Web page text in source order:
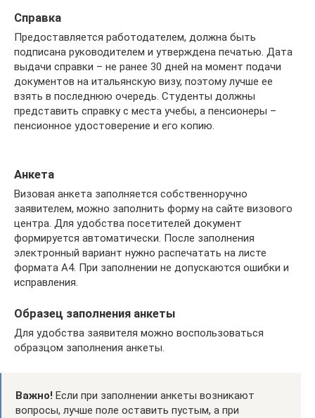
Справка
Предоставляется работодателем, должна быть
подписана руководителем и утверждена печатью. Дата
выдачи справки – не ранее 30 дней на момент подачи
документов на итальянскую визу, поэтому лучше ее
взять в последнюю очередь. Студенты должны
представить справку с места учебы, а пенсионеры –
пенсионное удостоверение и его копию.
Анкета
Визовая анкета заполняется собственноручно
заявителем, можно заполнить форму на сайте визового
центра. Для удобства посетителей документ
формируется автоматически. После заполнения
электронный вариант нужно распечатать на листе
формата А4. При заполнении не допускаются ошибки и
исправления.
Образец заполнения анкеты
Для удобства заявителя можно воспользоваться
образцом заполнения анкеты.
Важно! Если при заполнении анкеты возникают
вопросы, лучше поле оставить пустым, а при